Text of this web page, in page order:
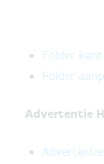
Folder
Folder
Advertentie